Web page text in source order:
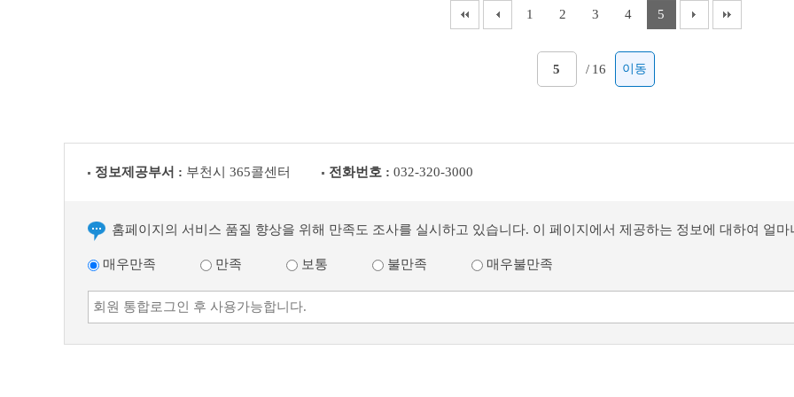
1 2 3 4 5
/ 16 이동
정보제공부서 : 부천시 365콜센터 전화번호 : 032-320-3000
홈페이지의 서비스 품질 향상을 위해 만족도 조사를 실시하고 있습니다. 이 페이지에서 제공하는 정보에 대하여 얼마
매우만족 만족 보통 불만족 매우불만족